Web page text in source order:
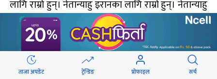
लागि राम्रो हुन्। नेतान्याहु इरानका लागि राम्रो हुन्। नेतान्याहु
हिजबुल्लाहका लागि राम्रो हुन्। तर नेतान्याहु इजरायलका
लागि राम्रो होइनन्।’
यसरी इजरायलको वर्तमान सत्तापक्ष र विपक्ष दुवैले ट्रम्प-
ताजा अपडेट ट्रेन्डिङ प्रोफाइल सर्च